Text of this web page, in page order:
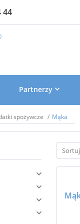
44
Partnerzy
spożywcze Mąka
Sortuj